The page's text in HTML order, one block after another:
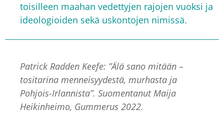
toisilleen maahan vedettyjen rajojen vuoksi ja
ideologioiden sekä uskontojen nimissä.
Patrick Radden Keefe: ”Älä sano mitään –
tositarina menneisyydestä, murhasta ja
Pohjois-Irlannista”. Suomentanut Maija
Heikinheimo, Gummerus 2022.